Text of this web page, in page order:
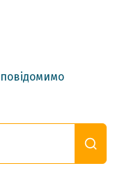
повідомимо